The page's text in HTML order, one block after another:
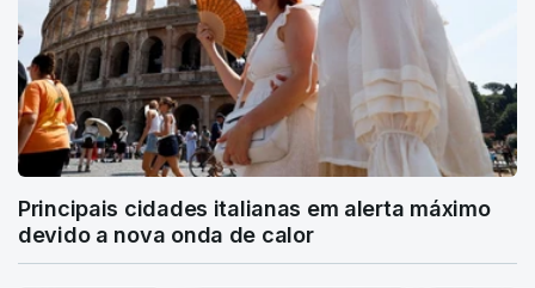
Principais cidades italianas em alerta máximo
devido a nova onda de calor